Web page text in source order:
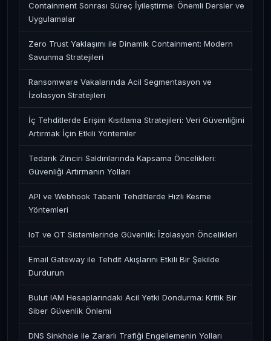
Containment Sonrası Süreç İyileştirme: Önemli Dersler ve
Uygulamalar
Zero Trust Yaklaşımı ile Dinamik Containment: Modern
Savunma Stratejileri
Ransomware Vakalarında Acil Segmentasyon ve
İzolasyon Stratejileri
İç Tehditlerde Erişim Kısıtlama Stratejileri: Veri Güvenliğini
Artırmak İçin Etkili Yöntemler
Tedarik Zinciri Saldırılarında Kapsama Öncelikleri:
Güvenliği Artırmanın Yolları
API ve Webhook Tabanlı Tehditlerde Hızlı Kesme
Yöntemleri
IoT ve OT Sistemlerinde Güvenlik: İzolasyon Öncelikleri
Email Gateway ile Tehdit Akışlarını Etkili Bir Şekilde
Durdurun
Bulut IAM Hesaplarındaki Acil Yetki Dondurma: Kritik Bir
Siber Güvenlik Önlemi
DNS Sinkhole ile Zararlı Trafiği Engellemenin Yolları